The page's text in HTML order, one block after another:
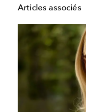
Articles associés